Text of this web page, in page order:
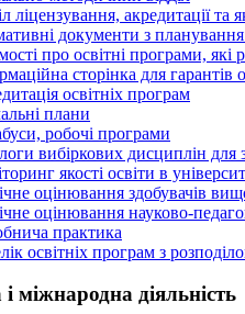
ліцензування, акредитації та
документи з планування
про освітні програми, які
сторінка для гарантів
освітніх програм
плани
робочі програми
вибіркових дисциплін для
якості освіти в
оцінювання здобувачів
оцінювання науково-
практика
освітніх програм з
міжнародна діяльність